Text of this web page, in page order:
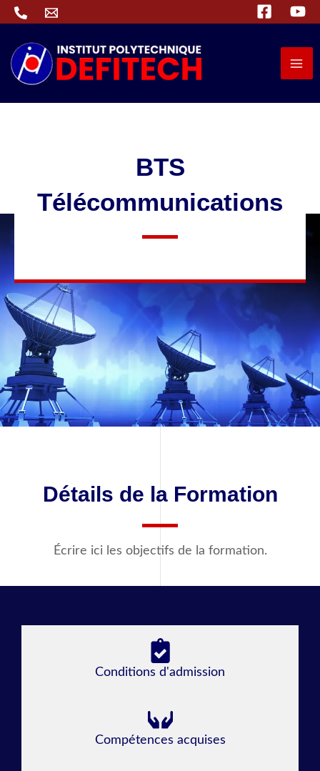
Aller
contenu
BTS
Télécommunications
Détails de la Formation
Écrire ici les objectifs de la formation.
Conditions d'admission
Compétences acquises